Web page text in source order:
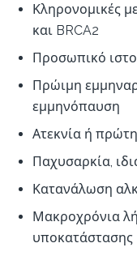
Κληρονομικές
και BRCA2
Προσωπικό
Πρώιμη
εμμηνόπαυση
Ατεκνία ή
Παχυσαρκία,
Κατανάλωση
Μακροχρόνια
υποκατάστασης